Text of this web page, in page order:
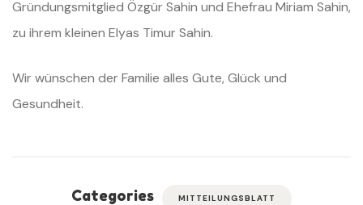
Gründungsmitglied Özgür Sahin und Ehefrau Miriam Sahin,
zu ihrem kleinen Elyas Timur Sahin.
Wir wünschen der Familie alles Gute, Glück und
Gesundheit.
Categories MITTEILUNGSBLATT